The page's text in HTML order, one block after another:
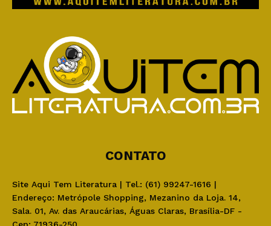
CONTATO
Site Aqui Tem Literatura | Tel.: (61) 99247-1616 |
Endereço: Metrópole Shopping, Mezanino da Loja. 14,
Sala. 01, Av. das Araucárias, Águas Claras, Brasília-DF -
Cep: 71936-250